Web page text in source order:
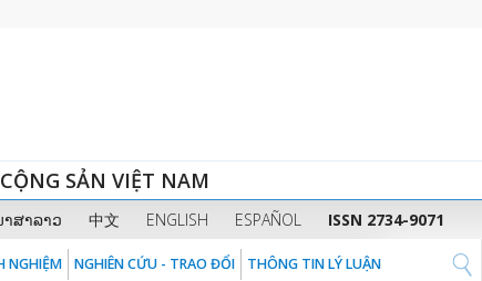
SẢN VIỆT NAM
ສາລາວ 中文 ENGLISH ESPAÑOL ISSN 2734-9071
NGHIỆM NGHIÊN CỨU - TRAO ĐỔI THÔNG TIN LÝ LUẬN